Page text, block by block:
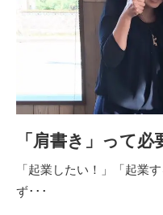
「肩書き」って必
「起業したい！」「起業
ず･･･